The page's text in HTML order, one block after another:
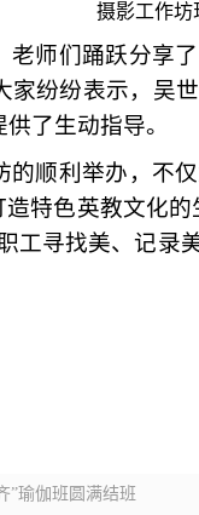
摄影工作坊
老师们踊跃分享
家纷纷表示，吴
了生动指导。
的顺利举办， 不仅
造特色英教文化的
工寻找美、记录
”瑜伽班圆满结班